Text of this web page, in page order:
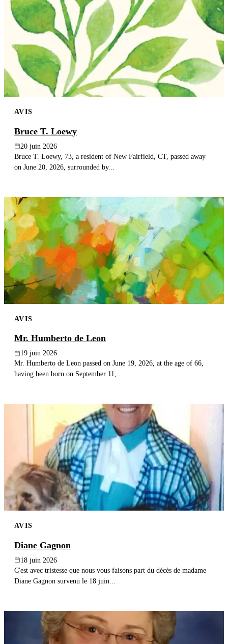
AVIS
Bruce T. Loewy
20 juin 2026
Bruce T. Loewy, 73, a resident of New Fairfield, CT, passed away
on June 20, 2026, surrounded by...
AVIS
Mr. Humberto de Leon
19 juin 2026
Mr. Humberto de Leon passed on June 19, 2026, at the age of 66,
having been born on September 11,...
AVIS
Diane Gagnon
18 juin 2026
C'est avec tristesse que nous vous faisons part du décès de madame
Diane Gagnon survenu le 18 juin...